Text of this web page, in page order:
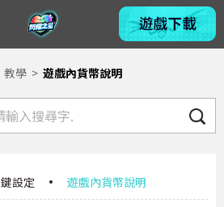
教學 遊戲內貨幣說明
設定 · 遊戲內貨幣說明